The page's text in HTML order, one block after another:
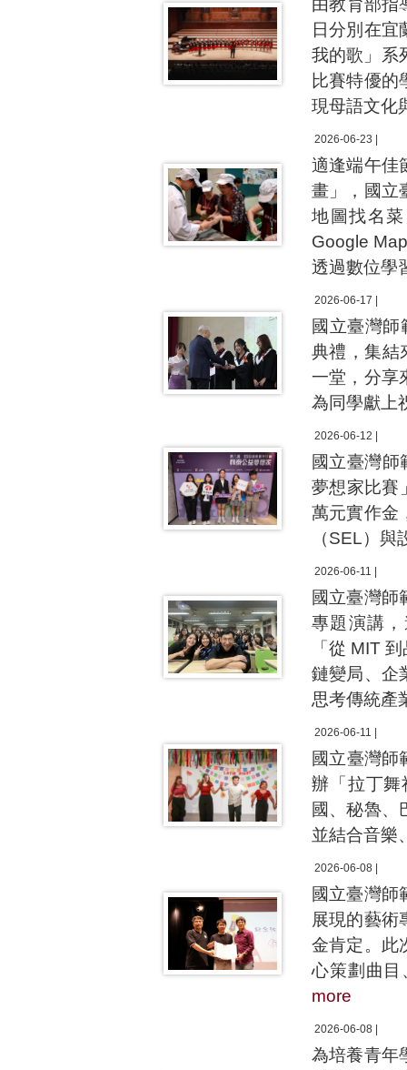
由教育部指
日分別在
我的歌」系
比賽特優的
現母語文化
2026-06-23 |
適逢端午佳
畫」，國立
地圖找名
Google
透過數位學
2026-06-17 |
國立臺灣
典禮，集結
一堂，分享
為同學獻上
2026-06-12 |
國立臺灣
夢想家比賽
萬元實作金
（SEL）
2026-06-11 |
國立臺灣師
專題演講
「從 MIT
鏈變局、企
思考傳統產
2026-06-11 |
國立臺灣師
辦「拉丁舞
國、秘魯、
並結合音樂
2026-06-08 |
國立臺灣師
展現的藝術
金肯定。此
心策劃曲目
more
2026-06-08 |
為培養青年